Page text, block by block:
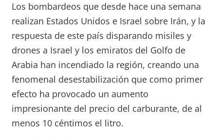
Los bombardeos que desde hace una semana
realizan Estados Unidos e Israel sobre Irán, y la
respuesta de este país disparando misiles y
drones a Israel y los emiratos del Golfo de
Arabia han incendiado la región, creando una
fenomenal desestabilización que como primer
efecto ha provocado un aumento
impresionante del precio del carburante, de al
menos 10 céntimos el litro.